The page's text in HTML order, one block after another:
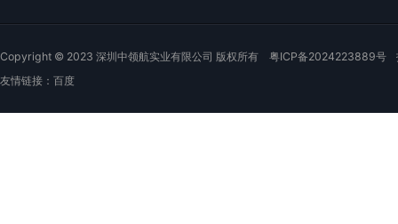
Copyright © 2023 深圳中领航实业有限公司 版权所有 粤ICP备2024223889号
友情链接： 百度